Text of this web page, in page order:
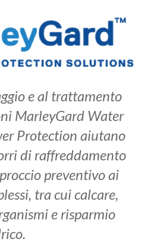
e al trattamento
MarleyGard Water
Protection aiutano
di raffreddamento
preventivo ai
tra cui calcare,
e risparmio